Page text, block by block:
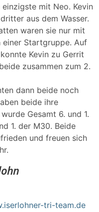
mit Neo. Kevin
aus dem Wasser.
waren sie nur mit
Startgruppe. Auf
Kevin zu Gerrit
zusammen zum 2.
dann beide noch
beide ihre
Gesamt 6. und 1.
1. der M30. Beide
und freuen sich
tri-team.de